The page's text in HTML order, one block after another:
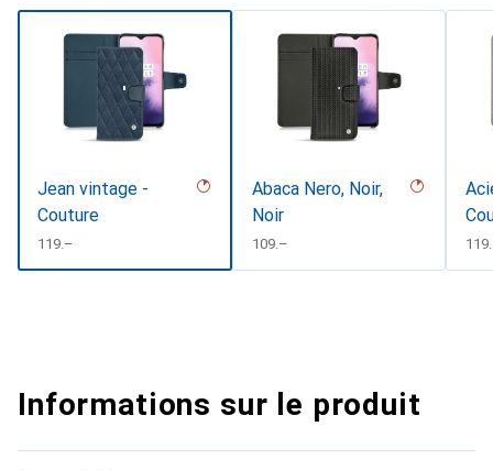
Jean vintage -
Couture
CHF
119.–
Abaca Nero, Noir,
Noir
CHF
109.– CHF
Informations sur le produit